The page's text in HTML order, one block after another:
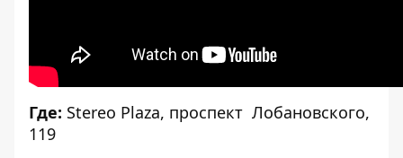
Где: Stereo Plaza, проспект Лобановского,
119